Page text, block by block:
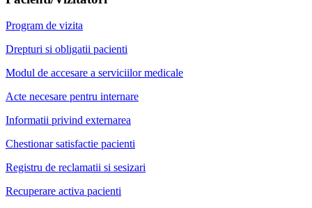
Program de vizita
Drepturi si obligatii pacienti
Modul de accesare a serviciilor medicale
Acte necesare pentru internare
Informatii privind externarea
Chestionar satisfactie pacienti
Registru de reclamatii si sesizari
Recuperare activa pacienti